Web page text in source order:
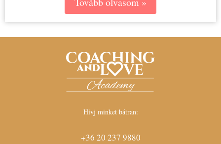
Hívj minket bátran:
+36 20 237 9880